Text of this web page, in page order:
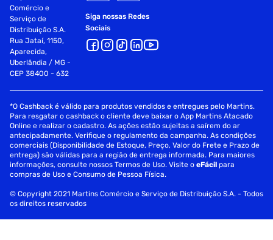
Comércio e
Serviço de
Distribuição S.A.
Rua Jataí, 1150,
Aparecida,
Uberlândia / MG -
CEP 38400 - 632
Siga nossas Redes
Sociais
*O Cashback é válido para produtos vendidos e entregues pelo Martins.
Para resgatar o cashback o cliente deve baixar o App Martins Atacado
Online e realizar o cadastro. As ações estão sujeitas a saírem do ar
antecipadamente. Verifique o regulamento da campanha. As condições
comerciais (Disponibilidade de Estoque, Preço, Valor do Frete e Prazo de
entrega) são válidas para a região de entrega informada. Para maiores
informações, consulte nossos Termos de Uso. Visite oeFácil para
compras de Uso e Consumo de Pessoa Física.
© Copyright 2021 Martins Comércio e Serviço de Distribuição S.A. - Todos
os direitos reservados